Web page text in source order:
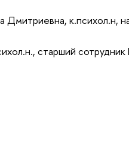
Дмитриевна, к.психол.н,
старший